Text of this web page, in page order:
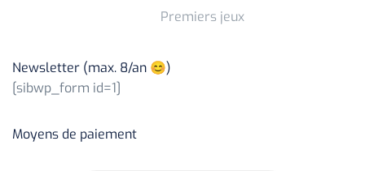
Premiers jeux
Newsletter (max. 8/an 😊)
[sibwp_form id=1]
Moyens de paiement